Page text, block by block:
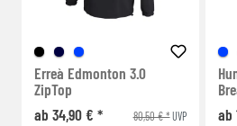
Erreà Edmonton 3.0
ZipTop
ab 34,90 € *
80,50 € *UVP
ab